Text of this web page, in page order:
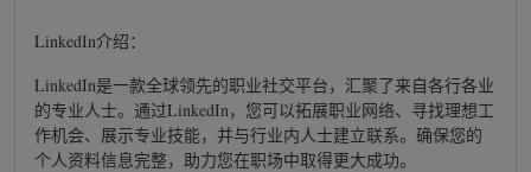
LinkedIn介绍：
LinkedIn是一款全球领先的职业社交平台，汇聚了来自各行各业
的专业人士。通过LinkedIn，您可以拓展职业网络、寻找理想工
作机会、展示专业技能，并与行业内人士建立联系。确保您的
个人资料信息完整，助力您在职场中取得更大成功。